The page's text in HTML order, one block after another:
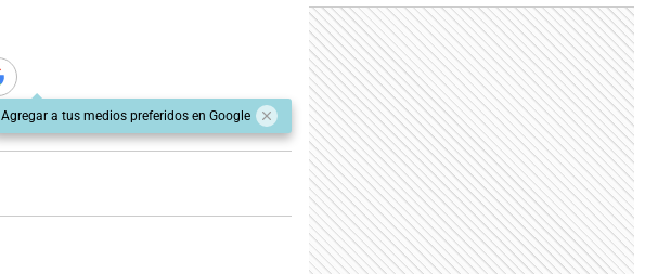
Agregar a tus medios preferidos en Google